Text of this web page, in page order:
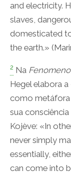
and electricity.
slaves,
domesticated
the earth.»
2 Na
Hegel elabora
como metáfora
sua
Kojève: «In
never simply
essentially,
can come into